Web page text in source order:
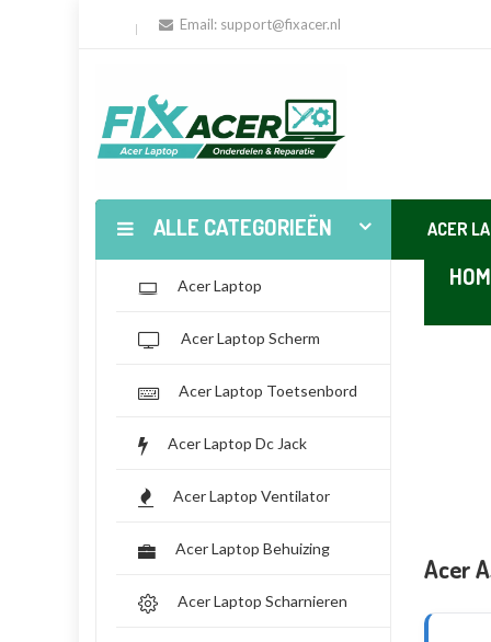
Email: support@fixacer.nl
ALLE CATEGORIEËN ACER
Acer Laptop
Acer Laptop Scherm
Acer Laptop Toetsenbord
Acer Laptop Dc Jack
Acer Laptop Ventilator
Acer Laptop Behuizing
Acer Laptop Scharnieren
Acer